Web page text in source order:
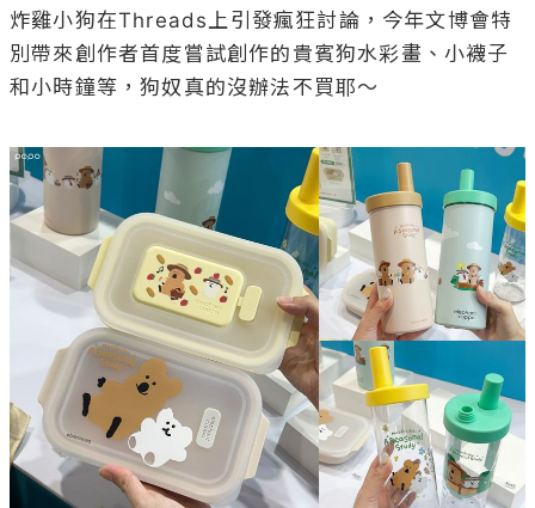
炸雞小狗在Threads上引發瘋狂討論，今年文博會特
別帶來創作者首度嘗試創作的貴賓狗水彩畫、小襪子
和小時鐘等，狗奴真的沒辦法不買耶～